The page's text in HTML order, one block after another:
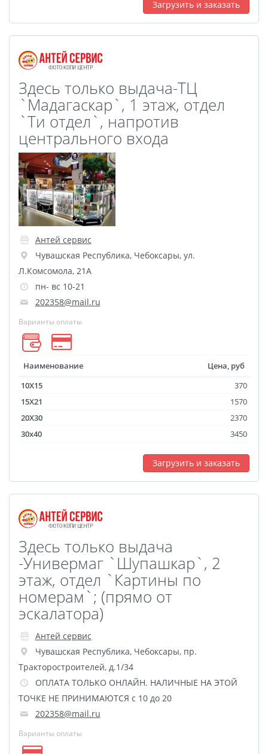
онлайн
Раскраски
Печать документов
Печати, штампы и
факсимиле В РАЗ
Печать чертежей
Круглые стикеры
Прямоугольные
стикеры
Фигурные стикеры
Стикерпаки
Оживающий торт
Загрузка видео для AR
Майки с символикой
Беларусь
TEST
Фото на холсте с
подрамником
Картины на холсте
Елочный шар с
оживающей фотограф
Календарь плакат
Календарь перекидной
Оживающие визитки
Календарь отрывной
оживающий
Фотокнига 56
Spotify Glass
ДЕМО ДЕМО
Рекламные конструкции
Обложки для авто
Дизайн фотокниг
Таблички на дверь
Загрузить и заказать
Здесь только выдача-ТЦ
`Мадагаскар`, 1 этаж, отдел
`Tи отдел`, напротив
центрального входа
Антей сервис
Чувашская Республика, Чебоксары, ул.
Л.Комсомола, 21А
пн- вс 10-21
202358@mail.ru
Варианты оплаты
Наименование
Цена, руб
10X15
370
15X21
1570
20X30
2370
30x40
3450
Загрузить и заказать
Здесь только выдача
-Универмаг `Шупашкар`, 2
этаж, отдел `Картины по
номерам`; (прямо от
эскалатора)
Антей сервис
Чувашская Республика, Чебоксары, пр.
Тракторостроителей, д.1/34
ОПЛАТА ТОЛЬКО ОНЛАЙН. НАЛИЧНЫЕ НА ЭТОЙ
ТОЧКЕ НЕ ПРИНИМАЮТСЯ с 10 до 20
202358@mail.ru
Варианты оплаты